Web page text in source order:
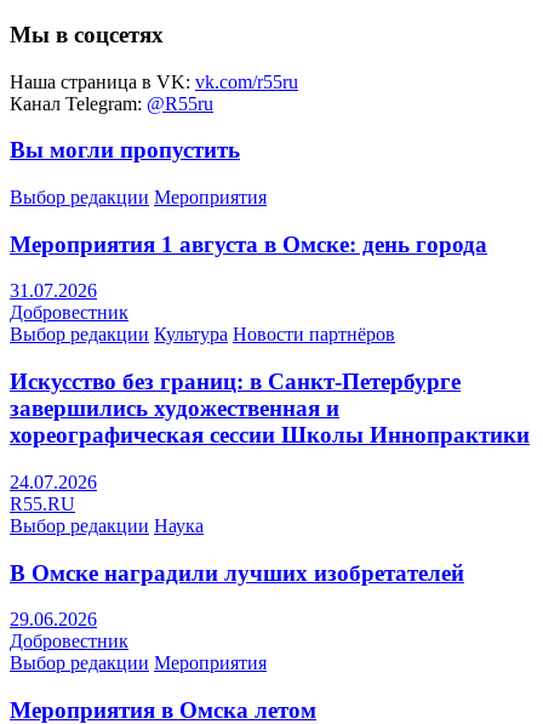
Мы в соцсетях
Наша страница в VK: vk.com/r55ru
Канал Telegram: @R55ru
Вы могли пропустить
Выбор редакции Мероприятия
Мероприятия 1 августа в Омске: день города
31.07.2026
Добровестник
Выбор редакции Культура Новости партнёров
Искусство без границ: в Санкт-Петербурге
завершились художественная и
хореографическая сессии Школы Иннопрактики
24.07.2026
R55.RU
Выбор редакции Наука
В Омске наградили лучших изобретателей
29.06.2026
Добровестник
Выбор редакции Мероприятия
Мероприятия в Омска летом